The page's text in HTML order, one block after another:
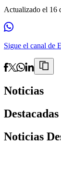
Actualizado el 16
Sigue el canal de
Noticias
Destacadas
Noticias